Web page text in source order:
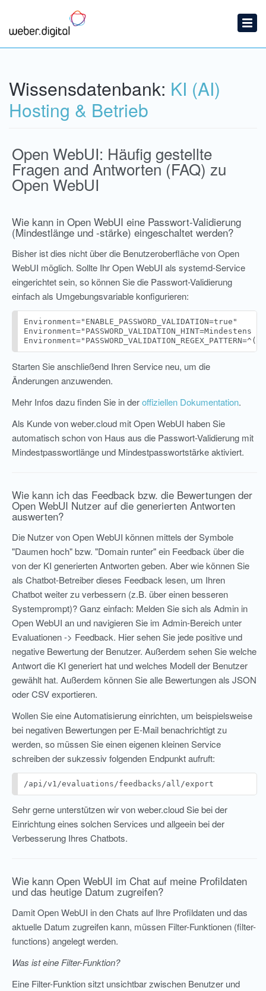
Startseite
Ticket einreichen
News
Wissensdatenbank: KI (AI)
Hosting & Betrieb
Open WebUI: Häufig gestellte
Fragen and Antworten (FAQ) zu
Open WebUI
Wie kann in Open WebUI eine Passwort-Validierung
(Mindestlänge und -stärke) eingeschaltet werden?
Bisher ist dies nicht über die Benutzeroberfläche von Open
WebUI möglich. Sollte Ihr Open WebUI als systemd-Service
eingerichtet sein, so können Sie die Passwort-Validierung
einfach als Umgebungsvariable konfigurieren:
Environment="ENABLE_PASSWORD_VALIDATION=true"
Starten Sie anschließend Ihren Service neu, um die
Änderungen anzuwenden.
Mehr Infos dazu finden Sie in deroffiziellen Dokumentation.
Als Kunde von weber.cloud mit Open WebUI haben Sie
automatisch schon von Haus aus die Passwort-Validierung mit
Mindestpasswortlänge und Mindestpasswortstärke aktiviert.
Wie kann ich das Feedback bzw. die Bewertungen der
Open WebUI Nutzer auf die generierten Antworten
auswerten?
Die Nutzer von Open WebUI können mittels der Symbole
"Daumen hoch" bzw. "Domain runter" ein Feedback über die
von der KI generierten Antworten geben. Aber wie können Sie
als Chatbot-Betreiber dieses Feedback lesen, um Ihren
Chatbot weiter zu verbessern (z.B. über einen besseren
Systemprompt)? Ganz einfach: Melden Sie sich als Admin in
Open WebUI an und navigieren Sie im Admin-Bereich unter
Evaluationen -> Feedback. Hier sehen Sie jede positive und
negative Bewertung der Benutzer. Außerdem sehen Sie welche
Antwort die KI generiert hat und welches Modell der Benutzer
gewählt hat. Außerdem können Sie alle Bewertungen als JSON
oder CSV exportieren.
Wollen Sie eine Automatisierung einrichten, um beispielsweise
bei negativen Bewertungen per E-Mail benachrichtigt zu
werden, so müssen Sie einen eigenen kleinen Service
schreiben der sukzessiv folgenden Endpunkt aufruft:
/api/v1/evaluations/feedbacks/all/export
Sehr gerne unterstützen wir von weber.cloud Sie bei der
Einrichtung eines solchen Services und allgeein bei der
Verbesserung Ihres Chatbots.
Wie kann Open WebUI im Chat auf meine Profildaten
und das heutige Datum zugreifen?
Damit Open WebUI in den Chats auf Ihre Profildaten und das
aktuelle Datum zugreifen kann, müssen Filter-Funktionen (filter-
functions) angelegt werden.
Was ist eine Filter-Funktion?
Eine Filter-Funktion sitzt unsichtbar zwischen Benutzer und